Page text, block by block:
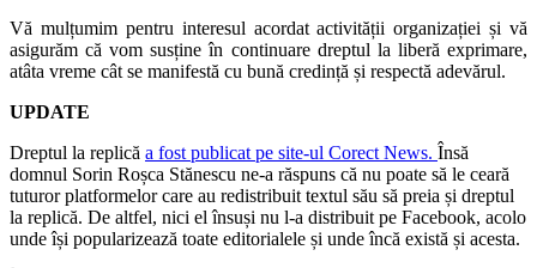
Vă mulțumim pentru interesul acordat activității organizației și vă
asigurăm că vom susține în continuare dreptul la liberă exprimare,
atâta vreme cât se manifestă cu bună credință și respectă adevărul.
UPDATE
Dreptul la replică a fost publicat pe site-ul Corect News. Însă
domnul Sorin Roșca Stănescu ne-a răspuns că nu poate să le ceară
tuturor platformelor care au redistribuit textul său să preia și dreptul
la replică. De altfel, nici el însuși nu l-a distribuit pe Facebook, acolo
unde își popularizează toate editorialele și unde încă există și acesta.